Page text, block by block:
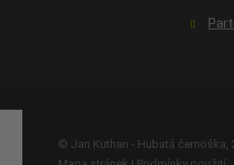
© Jan Kuthan - Hubatá černoška,